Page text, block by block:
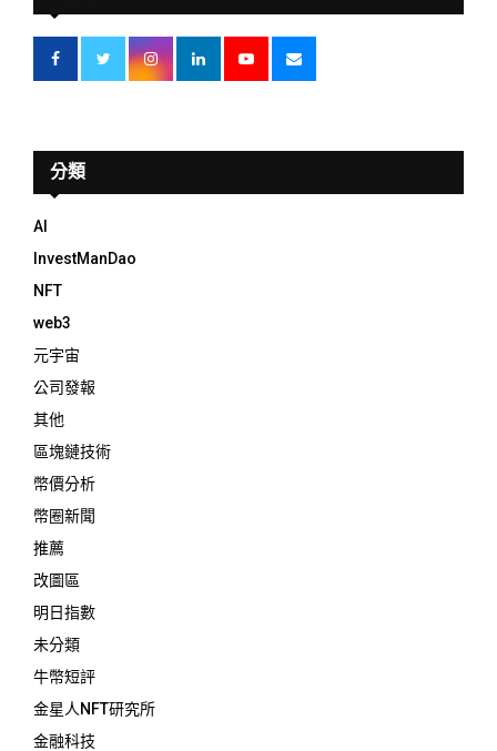
分類
AI
InvestManDao
NFT
web3
元宇宙
公司發報
其他
區塊鏈技術
幣價分析
幣圈新聞
推薦
改圖區
明日指數
未分類
牛幣短評
金星人NFT研究所
金融科技